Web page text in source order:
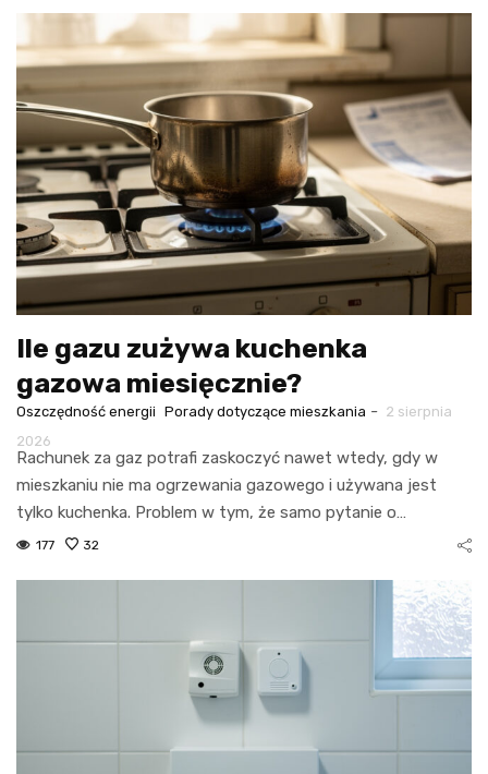
Ile gazu zużywa kuchenka
gazowa miesięcznie?
Oszczędność energii Porady dotyczące mieszkania - 2 sierpnia
2026
Rachunek za gaz potrafi zaskoczyć nawet wtedy, gdy w
mieszkaniu nie ma ogrzewania gazowego i używana jest
tylko kuchenka. Problem w tym, że samo pytanie o…
177 32